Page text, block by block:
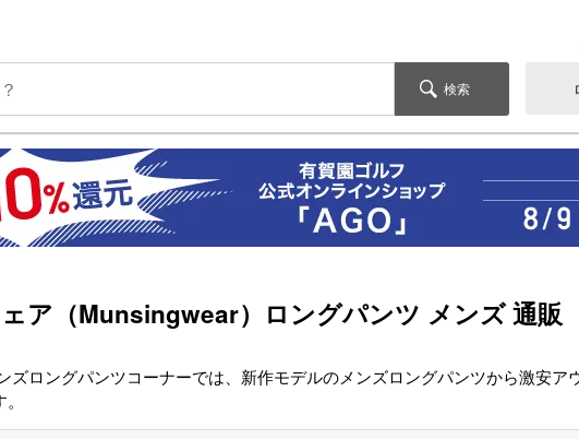
検索
ア（Munsingwear）ロングパンツ メンズ 通販
ズロングパンツコーナーでは、新作モデルのメンズロングパンツから激安ア